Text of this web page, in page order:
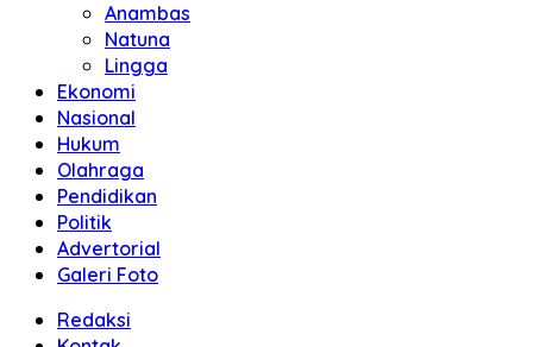
Anambas
Natuna
Lingga
Ekonomi
Nasional
Hukum
Olahraga
Pendidikan
Politik
Advertorial
Galeri Foto
Redaksi